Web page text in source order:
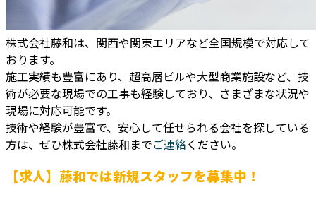
株式会社藤和は、関西や関東エリアなど全国規模で対応して
おります。
施工実績も豊富にあり、超高層ビルや大型商業施設など、技
術が必要な現場での工事も経験しており、さまざまな状況や
現場に対応可能です。
技術や経験が豊富で、安心して任せられる会社を探している
方は、ぜひ株式会社藤和までご連絡ください。
【求人】藤和では新規スタッフを募集中！